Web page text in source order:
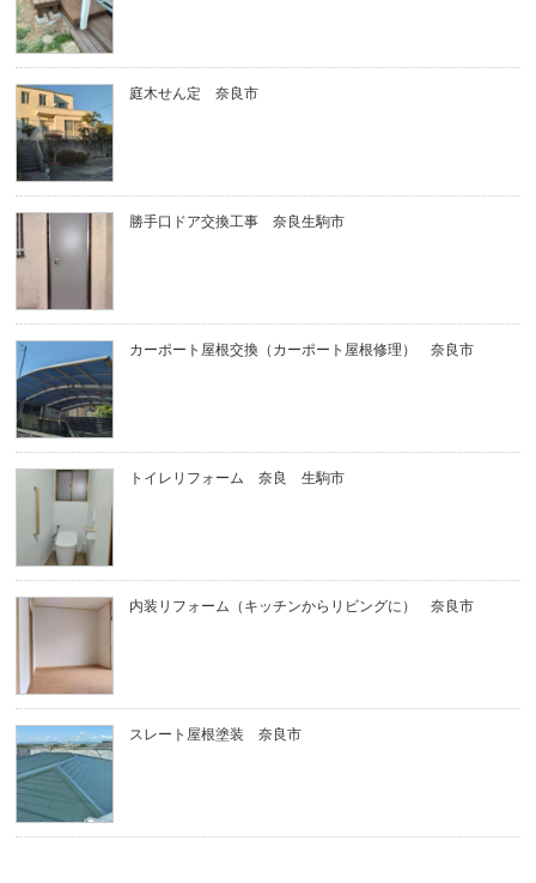
庭木せん定 奈良市
勝手口ドア交換工事 奈良生駒市
カーポート屋根交換（カーポート屋根修理） 奈良市
トイレリフォーム 奈良 生駒市
内装リフォーム（キッチンからリビングに） 奈良市
スレート屋根塗装 奈良市